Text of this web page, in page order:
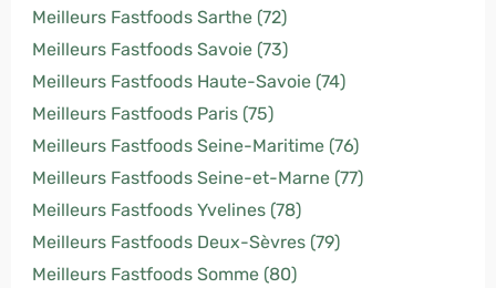
Meilleurs Fastfoods Sarthe (72)
Meilleurs Fastfoods Savoie (73)
Meilleurs Fastfoods Haute-Savoie (74)
Meilleurs Fastfoods Paris (75)
Meilleurs Fastfoods Seine-Maritime (76)
Meilleurs Fastfoods Seine-et-Marne (77)
Meilleurs Fastfoods Yvelines (78)
Meilleurs Fastfoods Deux-Sèvres (79)
Meilleurs Fastfoods Somme (80)